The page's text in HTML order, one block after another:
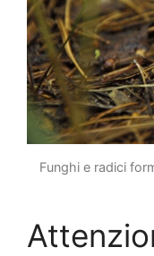
Funghi e radici